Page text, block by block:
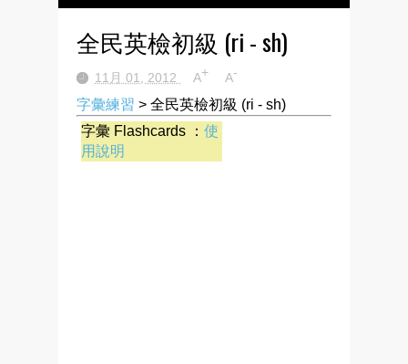
全民英檢初級 (ri - sh)
11月 01, 2012 A+ A-
字彙練習 > 全民英檢初級 (ri - sh)
字彙 Flashcards ： 使
用說明